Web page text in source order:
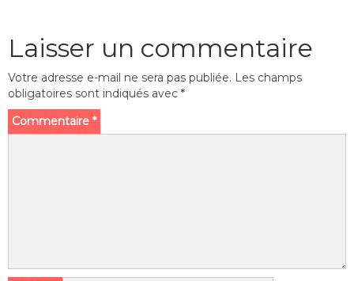
Laisser un commentaire
Votre adresse e-mail ne sera pas publiée. Les champs
obligatoires sont indiqués avec *
Commentaire *